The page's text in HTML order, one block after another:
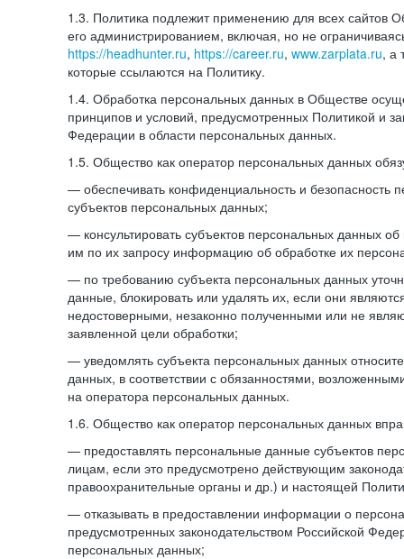
1.3. Политика подлежит применению для всех сайтов
его администрированием, включая, но не
https://headhunter.ru, https://career.ru, www.zarplata.ru, а
которые ссылаются на Политику.
1.4. Обработка персональных данных в Обществе
принципов и условий, предусмотренных Политикой и
Федерации в области персональных данных.
1.5. Общество как оператор персональных данных
— обеспечивать конфиденциальность и безопасность
субъектов персональных данных;
— консультировать субъектов персональных данных об
им по их запросу информацию об обработке их
— по требованию субъекта персональных данных
данные, блокировать или удалять их, если они
недостоверными, незаконно полученными или не
заявленной цели обработки;
— уведомлять субъекта персональных данных
данных, в соответствии с обязанностями,
на оператора персональных данных.
1.6. Общество как оператор персональных данных
— предоставлять персональные данные субъектов
лицам, если это предусмотрено действующим
правоохранительные органы и др.) и настоящей
— отказывать в предоставлении информации о
предусмотренных законодательством Российской
персональных данных;